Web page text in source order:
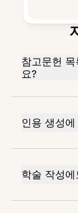
참고문헌
요?
인용 생성
학술 작성